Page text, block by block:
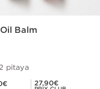
Balm
pitaya
Prix Club Clarins 27,90€
27,90€